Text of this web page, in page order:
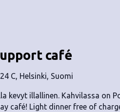
café
C, Helsinki, Suomi
kevyt illallinen. Kahvilassa on
café! Light dinner free of